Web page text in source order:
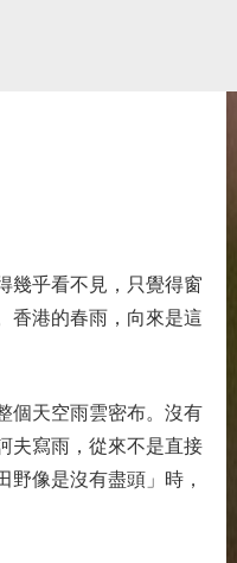
乎看不見，只覺得窗
香港的春雨，向來是這
天空雨雲密布。沒有
夫寫雨，從來不是直接
像是沒有盡頭」時，